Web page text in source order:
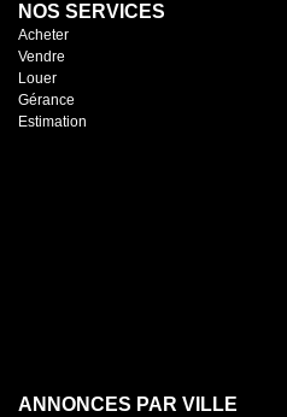
NOS SERVICES
Acheter
Vendre
Louer
Gérance
Estimation
ANNONCES PAR VILLE